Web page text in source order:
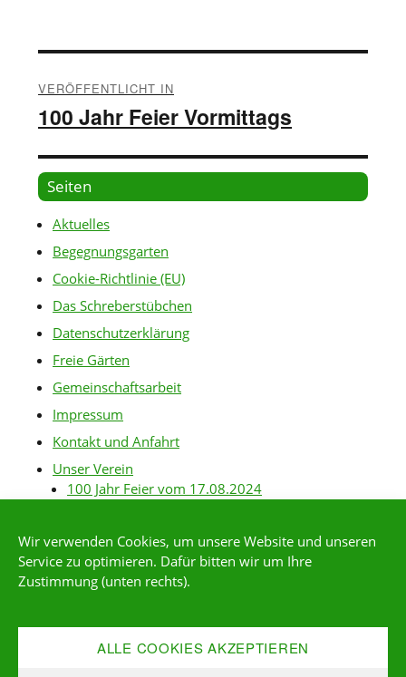
Wir verwenden Cookies, um unsere Website und unseren
Service zu optimieren. Dafür bitten wir um Ihre
Zustimmung (unten rechts).
ALLE COOKIES AKZEPTIEREN
VERÖFFENTLICHT IN
100 Jahr Feier Vormittags
Seiten
Aktuelles
Begegnungsgarten
Cookie-Richtlinie (EU)
Das Schreberstübchen
Datenschutzerklärung
Freie Gärten
Gemeinschaftsarbeit
Impressum
Kontakt und Anfahrt
Unser Verein
100 Jahr Feier vom 17.08.2024
Gartenanlagen
Gartenordnung
Kleingärtner*in werden
Mitgliederservice